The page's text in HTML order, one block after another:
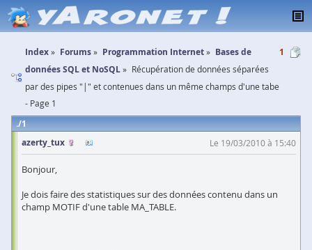
Index Forums Programmation Internet
Bases de
données SQL et NoSQL
Récupération de données séparées
par des pipes "|" et contenues dans un même champs d'une tabe
- Page 1
1
1
azerty_tux
Le 19/03/2010 à 15:40
Bonjour,
Je dois faire des statistiques sur des données contenu dans un
champ MOTIF d'une table MA_TABLE.